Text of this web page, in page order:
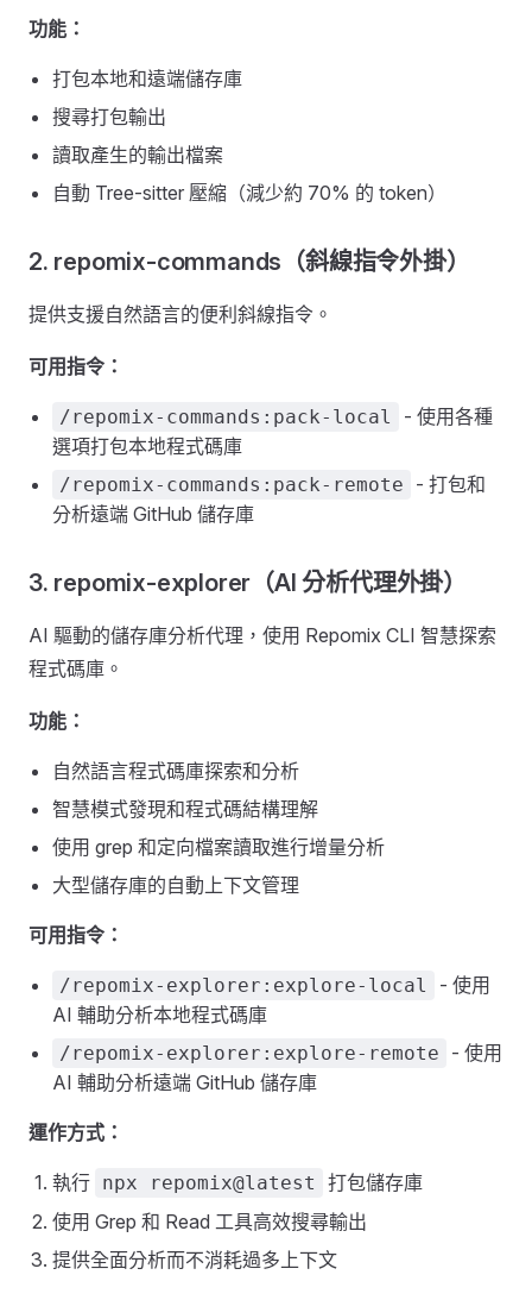
功能：
打包本地和遠端儲存庫
搜尋打包輸出
讀取產生的輸出檔案
自動 Tree-sitter 壓縮（減少約 70% 的 token）
2. repomix-commands（斜線指令外掛）
提供支援自然語言的便利斜線指令。
可用指令：
/repomix-commands:pack-local
- 使用各種
選項打包本地程式碼庫
/repomix-commands:pack-remote
- 打包和
分析遠端 GitHub 儲存庫
3. repomix-explorer（AI 分析代理外掛）
AI 驅動的儲存庫分析代理，使用 Repomix CLI 智慧探索
程式碼庫。
功能：
自然語言程式碼庫探索和分析
智慧模式發現和程式碼結構理解
使用 grep 和定向檔案讀取進行增量分析
大型儲存庫的自動上下文管理
可用指令：
/repomix-explorer:explore-local
- 使用
AI 輔助分析本地程式碼庫
/repomix-explorer:explore-remote
- 使用
AI 輔助分析遠端 GitHub 儲存庫
運作方式：
執行 npx repomix@latest
打包儲存庫
使用 Grep 和 Read 工具高效搜尋輸出
提供全面分析而不消耗過多上下文